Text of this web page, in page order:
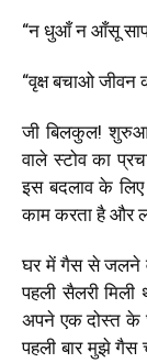
“न धुआँ न आँसू
“वृक्ष बचाओ जीवन
जी बिलकुल!
वाले स्टोव का
इस बदलाव के
काम करता है और
घर में गैस से जलने
पहली सैलरी
अपने एक दोस्त के
पहली बार मुझे